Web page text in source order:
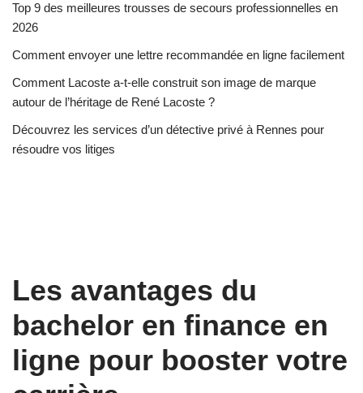
Top 9 des meilleures trousses de secours professionnelles en
2026
Comment envoyer une lettre recommandée en ligne facilement
Comment Lacoste a-t-elle construit son image de marque
autour de l’héritage de René Lacoste ?
Découvrez les services d’un détective privé à Rennes pour
résoudre vos litiges
Les avantages du
bachelor en finance en
ligne pour booster votre